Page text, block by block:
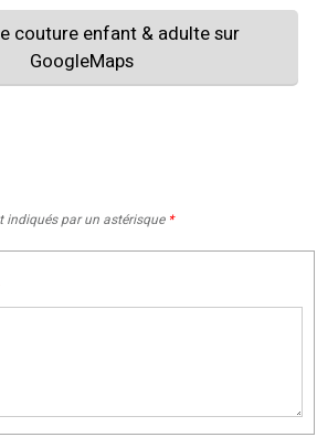
couture enfant & adulte sur
GoogleMaps
indiqués par un astérisque *